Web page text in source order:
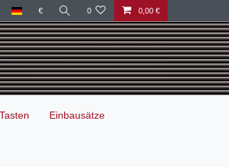
€ 0 0,00 €
Einbausätze